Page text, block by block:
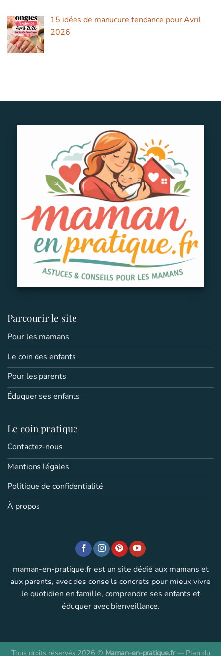
15 idées de manucure tendance pour Avril
2026
Parcourir le site
Pour les mamans
Le coin des enfants
Pour les parents
Éduquer ses enfants
Le coin pratique
Contactez-nous
Mentions légales
Politique de confidentialité
À propos
maman-en-pratique.fr est un site dédié aux mamans et
aux parents, avec des conseils concrets pour mieux vivre
le quotidien en famille, comprendre ses enfants et
éduquer avec bienveillance.
Tous droits réservés 2026 © Maman-en-pratique.fr— Plan du